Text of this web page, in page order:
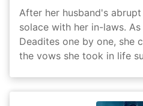
After her husband's
solace with her in-laws.
Deadites one by one, she
the vows she took in life